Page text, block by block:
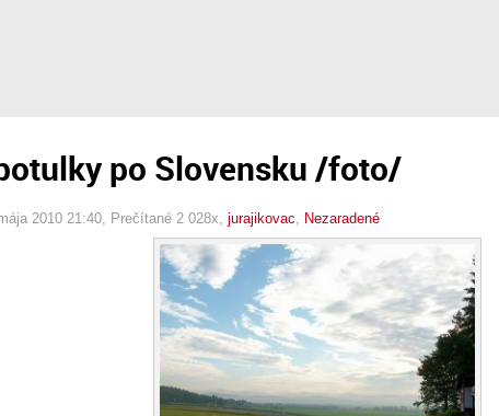
po Slovensku /foto/
2010 21:40 , Prečítané 2 028x, jurajikovac Nezaradené